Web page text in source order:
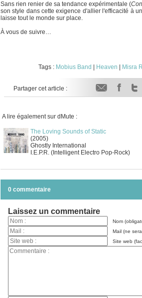
Sans rien renier de sa tendance expérimentale (
son style dans cette exigence d'allier l'efficacité à
laisse tout le monde sur place.
À vous de suivre…
Tags : Mobius Band Heaven Misra
Partager cet article :
A lire également sur dMute :
The Loving Sounds of Static
(2005)
Ghostly International
I.E.P.R. (Intelligent Electro Pop-Rock)
0 commentaire
Laissez un commentaire
Nom
Mail (ne
Site web